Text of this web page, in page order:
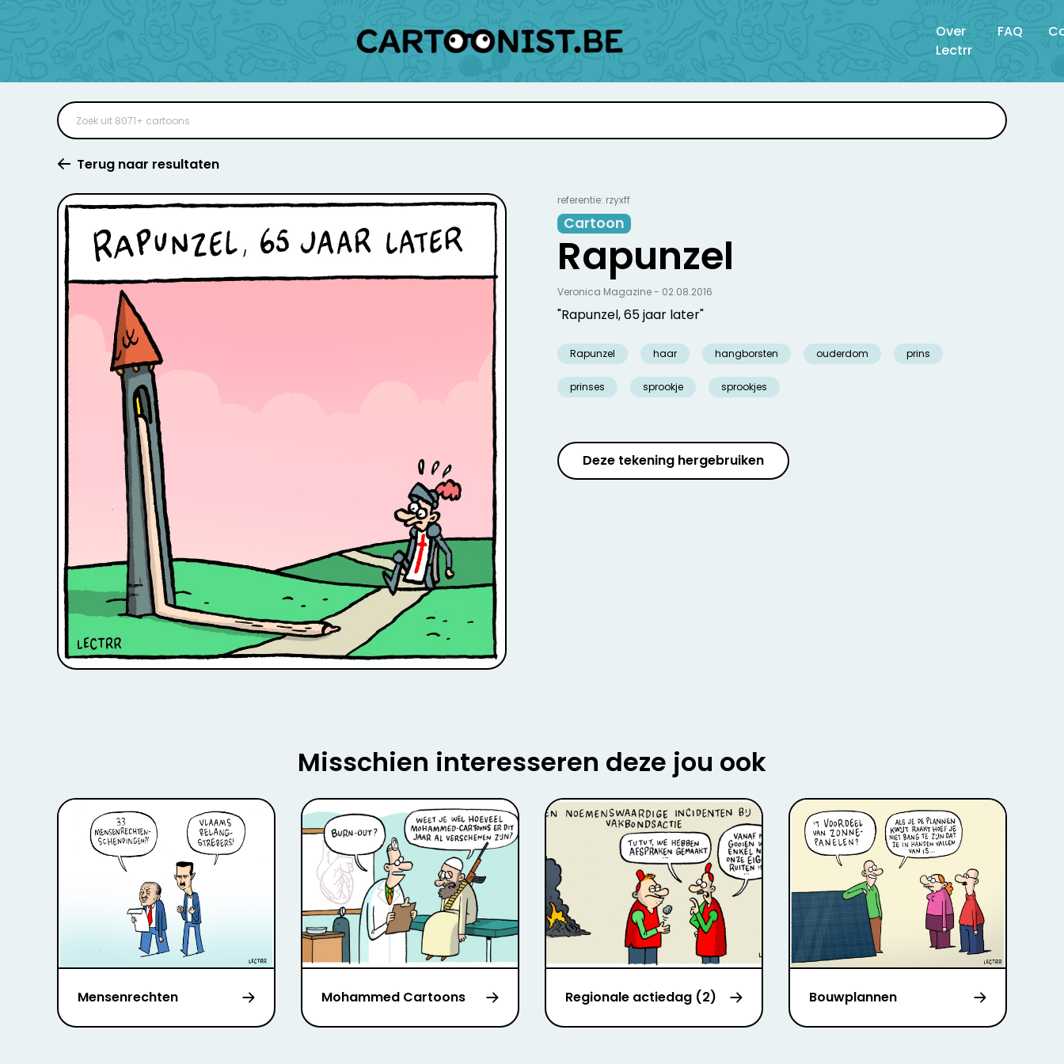
Over
Lectrr
FAQ
Terug naar resultaten
referentie: rzyxff
Cartoon
Rapunzel
"Rapunzel, 65 jaar later"
Rapunzel haar hangborsten ouderdom prins
prinses sprookje sprookjes
Veronica Magazine - 02.08.2016
Deze tekening hergebruiken
Misschien interesseren deze jou ook
Mensenrechten Mohammed Cartoons Regionale actiedag (2) Bouwplannen